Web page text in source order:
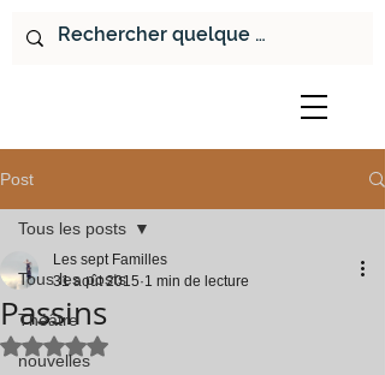
Post
Tous les posts
Théâtre
nouvelles
Tous les posts
Passins
Les sept Familles
31 août 2015 1 min de lecture
Noté NaN étoiles sur 5.